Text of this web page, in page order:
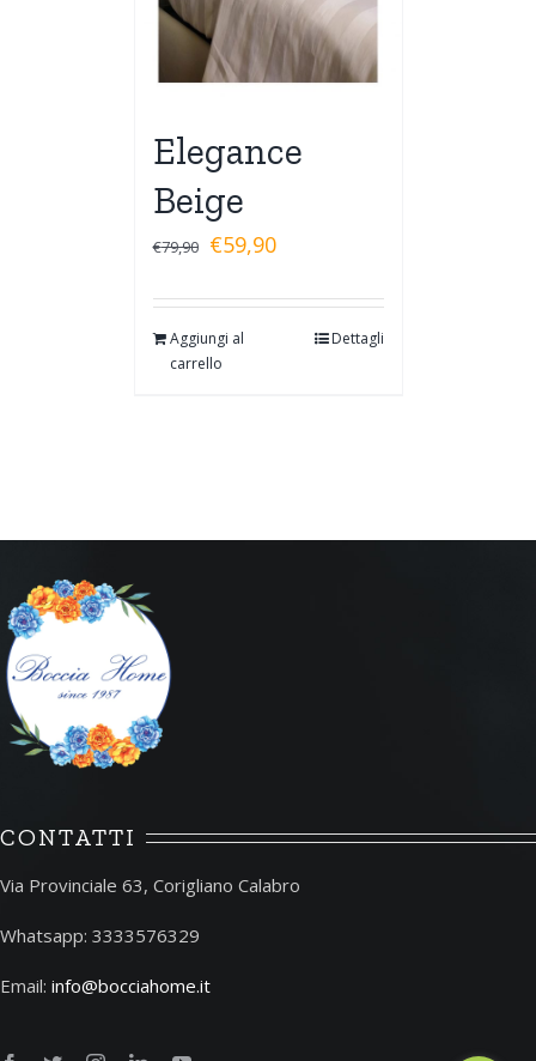
Elegance
Beige
€79,90 €59,90
Aggiungi al
carrello
Dettagli
CONTATTI
Via Provinciale 63, Corigliano Calabro
Whatsapp: 3333576329
Email: info@bocciahome.it